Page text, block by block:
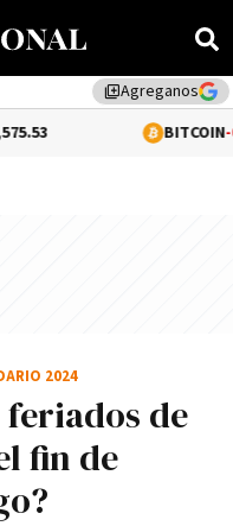
library_addAgreganos
-0.42%
feriados de
fin de
2024